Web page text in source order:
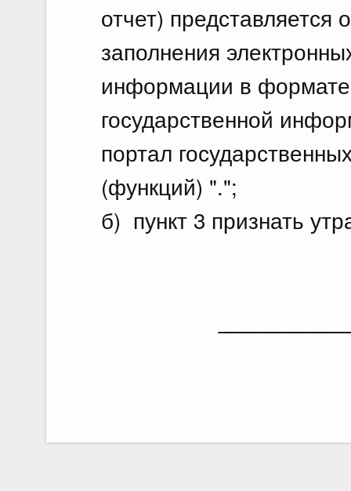
отчет) представляется
заполнения
информации в
государственной
портал
(функций) ".";
б) пункт 3 признать